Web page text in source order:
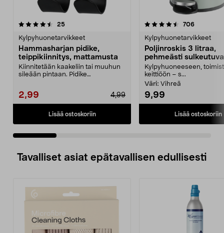
25arvostelut
Kylpyhuonetarvikkeet
Hammasharjan pidike,
teippikiinnitys, mattamusta
Kiinnitetään kaakeliin tai muuhun
sileään pintaan. Pidike
2,99 4,99
Lisää ostoskoriin
4.5 viidestä
706arvostelut
Kylpyhuonetarvikkeet
Poljinroskis 3 litraa,
pehmeästi
Kylpyhuoneeseen,
keittiöön – s...
Väri: Vihreä
9,99
Lisää ostoskoriin
4.5 viidestä
Tavalliset asiat epätavallisen edullisesti